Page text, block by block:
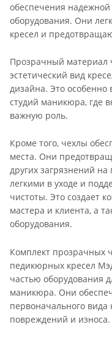
обеспечения
оборудования. Они
кресел и
Прозрачный материал
эстетический вид
дизайна. Это особенно
студий маникюра, где
важную роль.
Кроме того, чехлы
места. Они
других загрязнений на
легкими в уходе и
чистоты. Это создает
мастера и клиента, а
оборудования.
Комплект прозрачных
педикюрных кресел
частью оборудования
маникюра. Они
первоначального вида
повреждений и износа.